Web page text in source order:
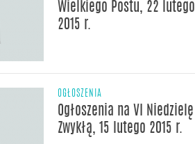
Wielkiego Postu, 22 lutego
2015 r.
OGŁOSZENIA
Ogłoszenia na VI Niedzielę
Zwykłą, 15 lutego 2015 r.